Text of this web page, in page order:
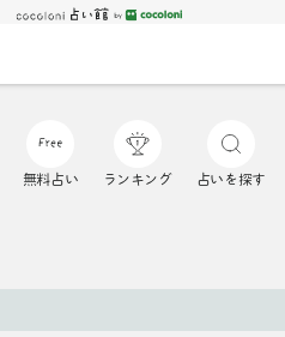
無料占い ランキング 占いを探す